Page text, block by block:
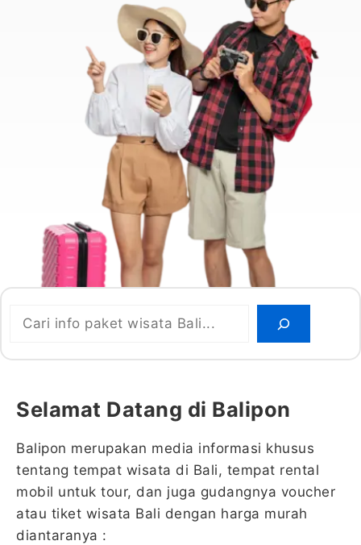
Cari
Selamat Datang di Balipon
Balipon merupakan media informasi khusus
tentang tempat wisata di Bali, tempat rental
mobil untuk tour, dan juga gudangnya voucher
atau tiket wisata Bali dengan harga murah
diantaranya :